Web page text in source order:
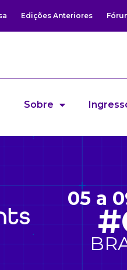
Edições Anteriores
Sobre
05 a